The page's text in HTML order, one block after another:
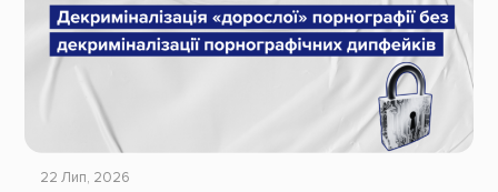
22 Лип, 2026